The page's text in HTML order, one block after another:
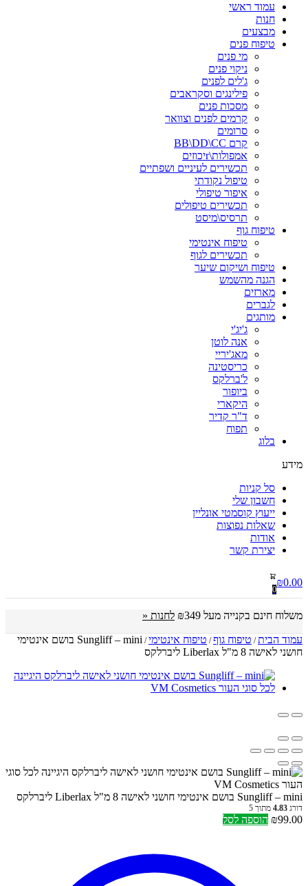
עמוד ראשי
חנות
מבצעים
טיפוח פנים
מי פנים
ניקוי פנים
ג'לים לפנים
פילינגים וסקראבים
מסכות פנים
קרמים לפנים וצוואר
סרומים
קרם BB\DD\CC
אמפולות\rיכוזים
תכשירים לעיניים ושפתיים
טיפול נקודתי
איפור טיפולי
תכשירים טיפולים
תרסיס\מיסט
טיפוח גוף
טיפוח אינטימי
תכשירים לגוף
טיפוח ושיקום שיער
הגנה מהשמש
מארזים
לגברים
מותגים
ג'יג'י
אנה לוטן
מאג'יריי
כריסטינה
ל'ברלקס
ביופור
היקארי
ד"ר קדיר
תפוח
בלוג
מידע
סל קניות
חשבון שלי
ייעוץ קוסמטי אונליין
שאלות נפוצות
אודות
יצירת קשר
₪0.00
0
משלוח חינם בקנייה מעל ₪349 לחנות «
עמוד הבית/ טיפוח גוף/ טיפוח אינטימי/
Sungliff – mini בושם אינטימי
חושני לאישה 8 מ"ל Liberlax ליברלקס
Sungliff – mini בושם אינטימי חושני לאישה 8 מ"ל Liberlax ליברלקס
דורג 4.83 מתוך 5
₪99.00 הוספה לסל